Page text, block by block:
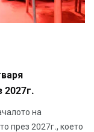
2027г.
на
през 2027г., което